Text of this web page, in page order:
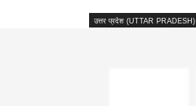
उत्तर प्रदेश (UTTAR PRADESH)